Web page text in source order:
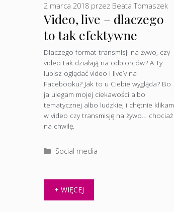
Video, live – dlaczego
to tak efektywne
formaty?
2 marca 2018 przez Beata Tomaszek
Dlaczego format transmisji na żywo, czy
video tak działają na odbiorców? A Ty
lubisz oglądać video i live’y na
Facebooku? Jak to u Ciebie wygląda? Bo
ja ulegam mojej ciekawości albo
tematycznej albo ludzkiej i chętnie klikam
w video czy transmisję na żywo… chociaż
na chwilę.
Kategorie
Social media
+ WIĘCEJ